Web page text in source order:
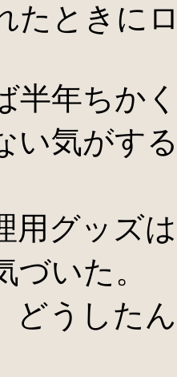
たときに
年ちか
い気がす
用グッズ
いた。
どうした